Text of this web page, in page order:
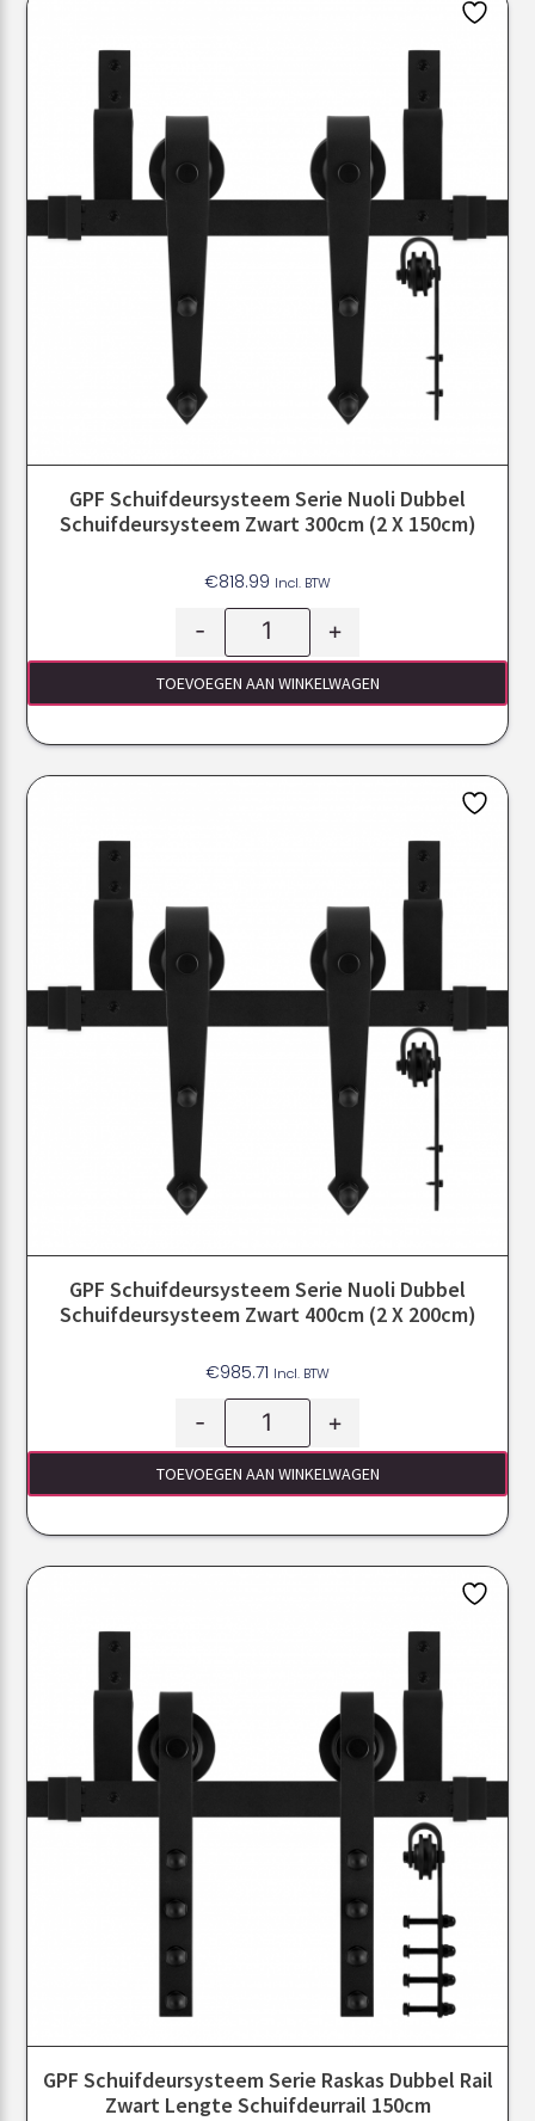
GPF Schuifdeursysteem Serie Nuoli Dubbel
Schuifdeursysteem Zwart 300cm (2 X 150cm)
€818.99 Incl. BTW
- +
TOEVOEGEN AAN WINKELWAGEN
GPF Schuifdeursysteem Serie Nuoli Dubbel
Schuifdeursysteem Zwart 400cm (2 X 200cm)
€985.71 Incl. BTW
- +
TOEVOEGEN AAN WINKELWAGEN
GPF Schuifdeursysteem Serie Raskas Dubbel Rail
Zwart Lengte Schuifdeurrail 150cm